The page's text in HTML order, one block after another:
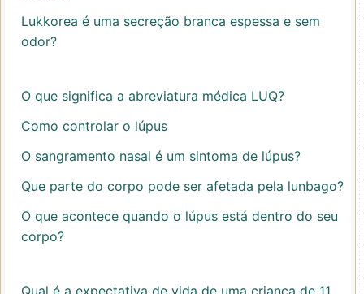
Lukkorea é uma secreção branca espessa e sem
odor?
O que significa a abreviatura médica LUQ?
Como controlar o lúpus
O sangramento nasal é um sintoma de lúpus?
Que parte do corpo pode ser afetada pela lunbago?
O que acontece quando o lúpus está dentro do seu
corpo?
Qual é a expectativa de vida de uma criança de 11